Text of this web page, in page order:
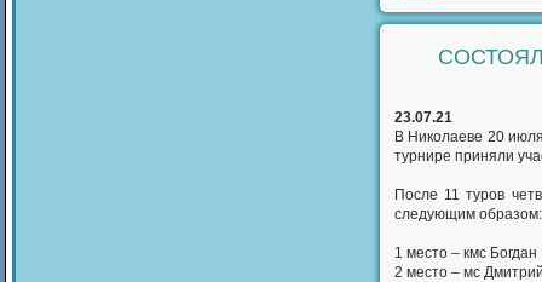
23.07.21
В Николаеве 20
турнире приняли
После 11 туров
следующим образом:
1 место – кмс
2 место – мс